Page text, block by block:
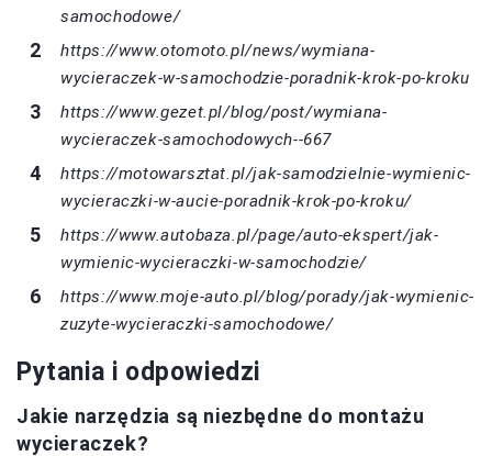
samochodowe/
https://www.otomoto.pl/news/wymiana-
wycieraczek-w-samochodzie-poradnik-krok-po-kroku
https://www.gezet.pl/blog/post/wymiana-
wycieraczek-samochodowych--667
https://motowarsztat.pl/jak-samodzielnie-wymienic-
wycieraczki-w-aucie-poradnik-krok-po-kroku/
https://www.autobaza.pl/page/auto-ekspert/jak-
wymienic-wycieraczki-w-samochodzie/
https://www.moje-auto.pl/blog/porady/jak-wymienic-
zuzyte-wycieraczki-samochodowe/
Pytania i odpowiedzi
Jakie narzędzia są niezbędne do montażu
wycieraczek?